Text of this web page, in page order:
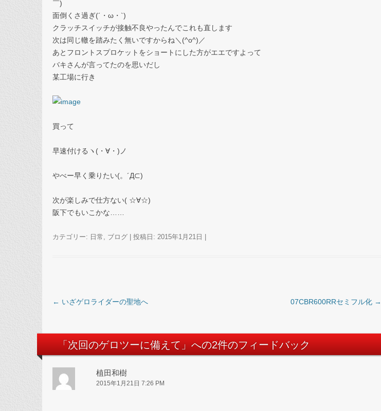
￣)
面倒くさ過ぎ(´・ω・`)
クラッチスイッチが接触不良やったんでこれも直します
次は同じ轍を踏みたく無いですからね＼(^o^)／
あとフロントスプロケットをショートにした方がエエですよって
バキさんが言ってたのを思いだし
某工場に行き
買って
早速付けるヽ(・∀・)ノ
やべー早く乗りたい(。´Д⊂)
次が楽しみで仕方ない( ☆∀☆)
阪下でもいこかな……
カテゴリー: 日常, ブログ | 投稿日: 2015年1月21日
投稿ナビゲーション
← いざゲロライダーの聖地へ 07CBR600RRセミフル化 →
「 次回のゲロツーに備えて 」への2件のフィードバック
植田和樹
2015年1月21日 7:26 PM